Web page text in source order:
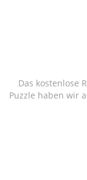
Das kostenlose
Puzzle haben wir